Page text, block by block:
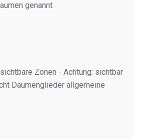
genannt
Zonen - Achtung: sichtbar
Daumenglieder allgemeine